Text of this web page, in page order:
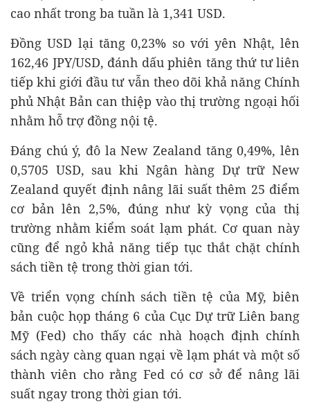
cao nhất trong ba tuần là 1,341 USD.
Đồng USD lại tăng 0,23% so với yên Nhật, lên
162,46 JPY/USD, đánh dấu phiên tăng thứ tư liên
tiếp khi giới đầu tư vẫn theo dõi khả năng Chính
phủ Nhật Bản can thiệp vào thị trường ngoại hối
nhằm hỗ trợ đồng nội tệ.
Đáng chú ý, đô la New Zealand tăng 0,49%, lên
0,5705 USD, sau khi Ngân hàng Dự trữ New
Zealand quyết định nâng lãi suất thêm 25 điểm
cơ bản lên 2,5%, đúng như kỳ vọng của thị
trường nhằm kiểm soát lạm phát. Cơ quan này
cũng để ngỏ khả năng tiếp tục thắt chặt chính
sách tiền tệ trong thời gian tới.
Về triển vọng chính sách tiền tệ của Mỹ, biên
bản cuộc họp tháng 6 của Cục Dự trữ Liên bang
Mỹ (Fed) cho thấy các nhà hoạch định chính
sách ngày càng quan ngại về lạm phát và một số
thành viên cho rằng Fed có cơ sở để nâng lãi
suất ngay trong thời gian tới.